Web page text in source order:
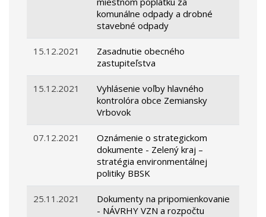
komunálne odpady a drobné
stavebné odpady
15.12.2021
Zasadnutie obecného
zastupiteľstva
15.12.2021
Vyhlásenie voľby hlavného
kontrolóra obce Zemiansky
Vrbovok
07.12.2021
Oznámenie o strategickom
dokumente - Zelený kraj –
stratégia environmentálnej
politiky BBSK
25.11.2021
Dokumenty na pripomienkovanie
- NÁVRHY VZN a rozpočtu